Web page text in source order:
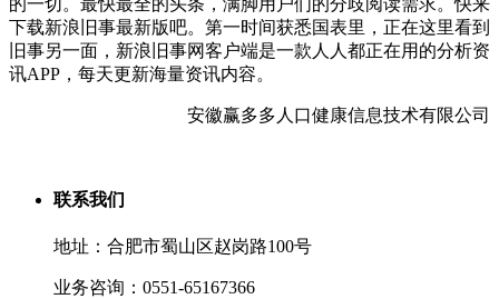
下载新浪旧事最新版吧。第一时间获悉国表里，正在这里看到
旧事另一面，新浪旧事网客户端是一款人人都正在用的分析资
讯APP，每天更新海量资讯内容。
安徽赢多多人口健康信息技术有限公司
联系我们
地址：合肥市蜀山区赵岗路100号
业务咨询：0551-65167366